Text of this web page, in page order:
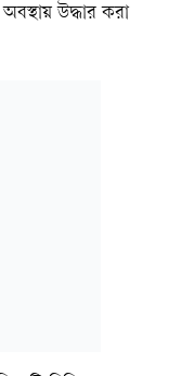
উদ্ধার করা